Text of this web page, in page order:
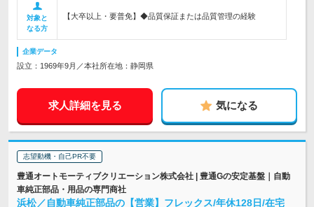
対象と
なる方
【大卒以上・要普免】◆品質保証または品質管理の経験
企業データ
設立：1969年9月／本社所在地：静岡県
求人詳細を見る 気になる
志望動機・自己PR不要
豊通オートモーティブクリエーション株式会社 | 豊通Gの安定基盤｜自動
車純正部品・用品の専門商社
浜松／自動車純正部品の【営業】フレックス/年休128日/在宅